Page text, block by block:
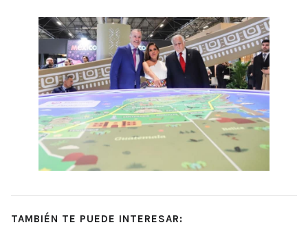
TAMBIÉN TE PUEDE INTERESAR: